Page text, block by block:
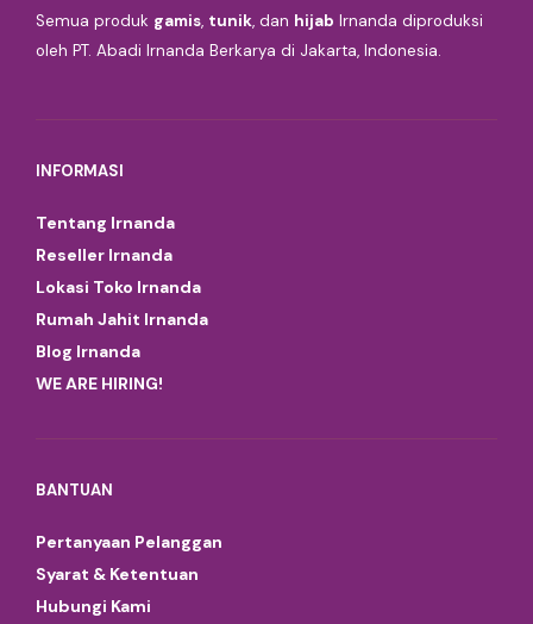
Semua produk gamis, tunik, dan hijab Irnanda diproduksi
oleh PT. Abadi Irnanda Berkarya di Jakarta, Indonesia.
INFORMASI
Tentang Irnanda
Reseller Irnanda
Lokasi Toko Irnanda
Rumah Jahit Irnanda
Blog Irnanda
WE ARE HIRING!
BANTUAN
Pertanyaan Pelanggan
Syarat & Ketentuan
Hubungi Kami